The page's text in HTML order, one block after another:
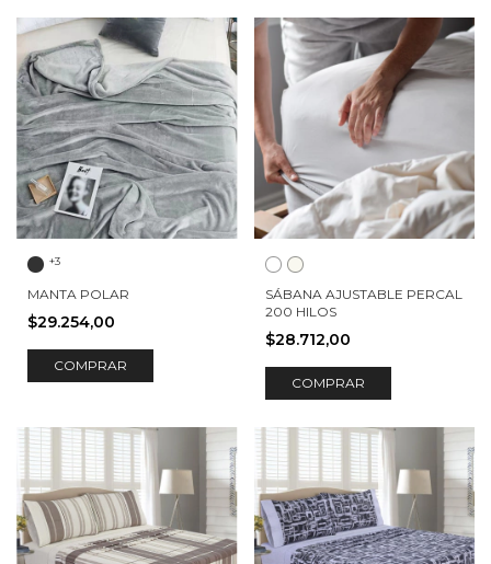
+3
MANTA POLAR
$29.254,00
COMPRAR
SÁBANA AJUSTABLE PERCAL
200 HILOS
$28.712,00
COMPRAR